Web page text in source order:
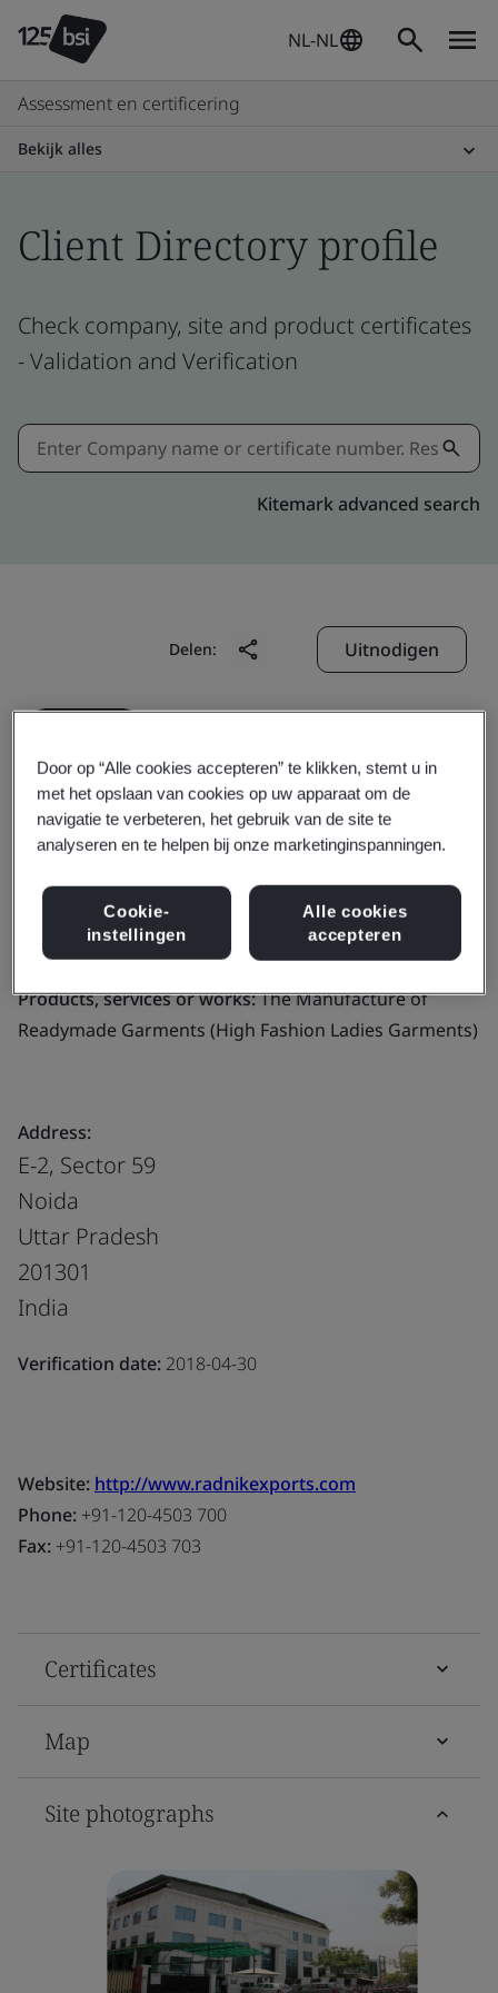
NL-NL
Assessment en certificering
Bekijk alles
Client Directory profile
Check company, site and product certificates
- Validation and Verification
Kitemark advanced search
Delen: Uitnodigen
Radnik Exports
Business scope:The Manufacture of Readymade
Garments (High Fashion Ladies Garments)
Products, services or works:The Manufacture of
Readymade Garments (High Fashion Ladies Garments)
Address:
E-2, Sector 59
Noida
Uttar Pradesh
201301
India
Verification date: 2018-04-30
Website: http://www.radnikexports.com
Phone: +91-120-4503 700
Fax: +91-120-4503 703
Certificates
Map
Site photographs
Door op “Alle cookies accepteren” te klikken, stemt u in
met het opslaan van cookies op uw apparaat om de
navigatie te verbeteren, het gebruik van de site te
analyseren en te helpen bij onze marketinginspanningen.
Cookie-
instellingen
Alle cookies
accepteren